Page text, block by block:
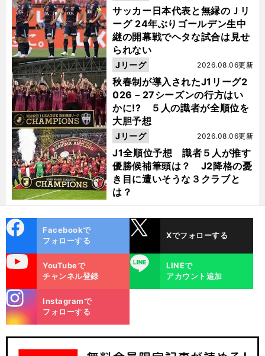
サッカー日本代表と無縁のＪリ
ーグ 24年ぶりゴールデン生中
継の開幕戦でヘタな試合は見せ
られない
秋春制が導入されたJ1リーグ2
026－27シーズンの行方はい
かに!? ５人の識者が全順位を
大胆予想
2026.08.06更新
Jリーグ
J1全順位予想 識者５人が推す
優勝候補筆頭は？ J2降格の憂
き目に遭いそうな３クラブと
は？
2026.08.06更新
Jリーグ
ok
Facebookで
フォローする
Xでフォローする
YouTubeで
チャンネル登録
LINE
LINEで
アカウント追加
m
Instagramで
フォローする